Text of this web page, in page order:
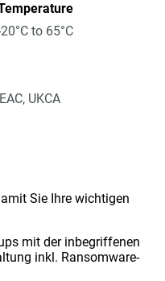
to 65°C
UKCA
Sie Ihre wichtigen
mit der inbegriffenen
inkl. Ransomware-